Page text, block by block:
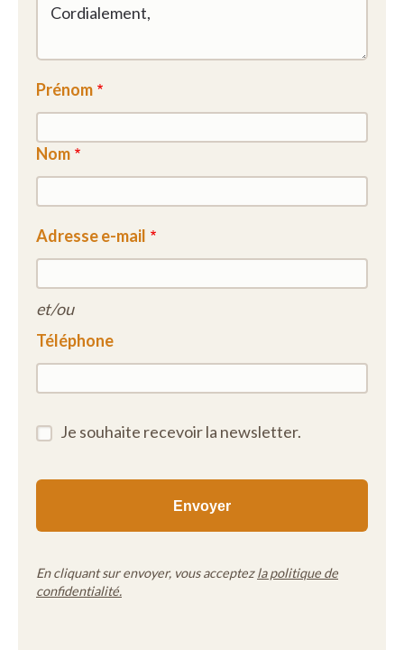
Prénom
Nom
Adresse e-mail
et/ou
Téléphone
Je souhaite recevoir la newsletter.
En cliquant sur envoyer, vous acceptezla politique de
confidentialité.